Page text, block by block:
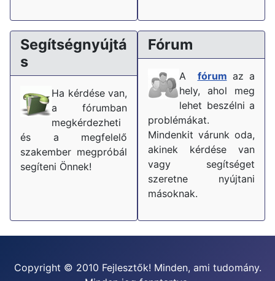
Segítségnyújtá
s
Ha kérdése van,
a fórumban
megkérdezheti
és a megfelelő
szakember megpróbál
segíteni Önnek!
Fórum
A fórum az a
hely, ahol meg
lehet beszélni a
problémákat.
Mindenkit várunk oda,
akinek kérdése van
vagy segítséget
szeretne nyújtani
másoknak.
Copyright © 2010 Fejlesztők! Minden, ami tudomány.